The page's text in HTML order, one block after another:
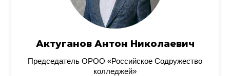
Актуганов Антон Николаевич
Председатель ОРОО «Российское Содружество
колледжей»